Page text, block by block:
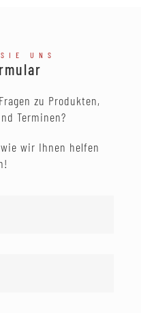
UNS
zu Produkten,
Terminen?
wir Ihnen helfen